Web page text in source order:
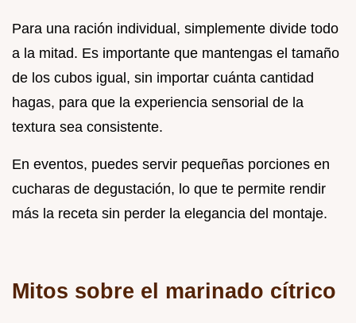
Para una ración individual, simplemente divide todo
a la mitad. Es importante que mantengas el tamaño
de los cubos igual, sin importar cuánta cantidad
hagas, para que la experiencia sensorial de la
textura sea consistente.
En eventos, puedes servir pequeñas porciones en
cucharas de degustación, lo que te permite rendir
más la receta sin perder la elegancia del montaje.
Mitos sobre el marinado cítrico